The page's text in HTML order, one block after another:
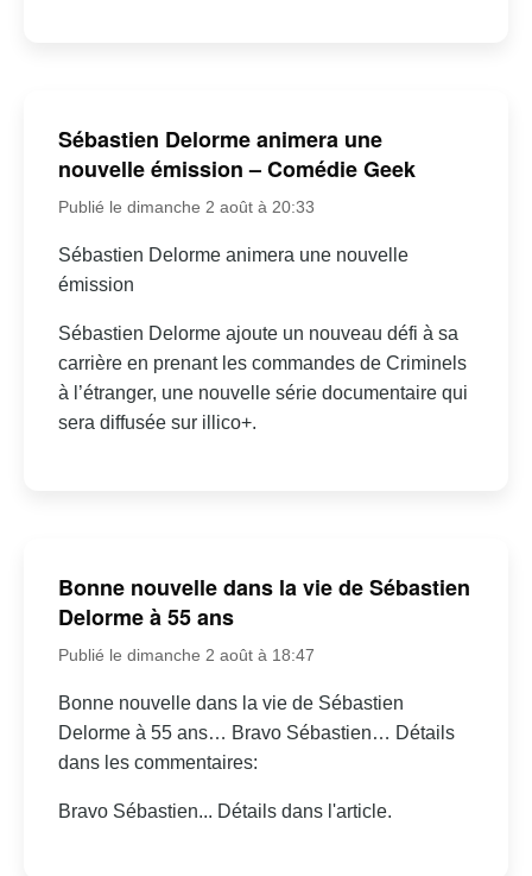
Sébastien Delorme animera une
nouvelle émission – Comédie Geek
Publié le dimanche 2 août à 20:33
Sébastien Delorme animera une nouvelle
émission
Sébastien Delorme ajoute un nouveau défi à sa
carrière en prenant les commandes de Criminels
à l’étranger, une nouvelle série documentaire qui
sera diffusée sur illico+.
Bonne nouvelle dans la vie de Sébastien
Delorme à 55 ans
Publié le dimanche 2 août à 18:47
Bonne nouvelle dans la vie de Sébastien
Delorme à 55 ans… Bravo Sébastien… Détails
dans les commentaires:
Bravo Sébastien... Détails dans l'article.